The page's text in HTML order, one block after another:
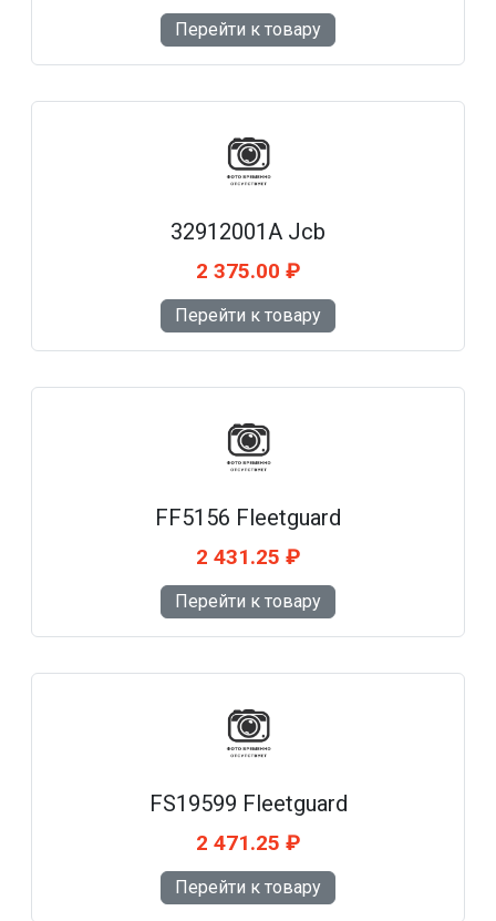
Перейти к товару
32912001A Jcb
2 375.00 ₽
Перейти к товару
FF5156 Fleetguard
2 431.25 ₽
Перейти к товару
FS19599 Fleetguard
2 471.25 ₽
Перейти к товару